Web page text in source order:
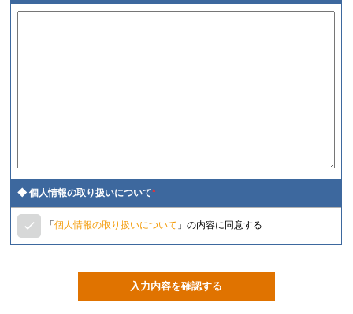
個人情報の取り扱いについて*
「個人情報の取り扱いについて 」の内容に同意する